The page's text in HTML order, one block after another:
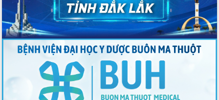
Phó Chủ tịch Thường trực UBND tỉnh
Hồ Thị Nguyên Thảo làm việc tại Trung
tâm Phục vụ hành chính công xã Ea
Phê
Xây dựng nền hành chính số đồng
hành cùng nông dân dân, doanh nghiệp
Giai đoạn 2026-2030, Đắk Lắk phấn
đấu có 77% xã đạt chuẩn nông thôn